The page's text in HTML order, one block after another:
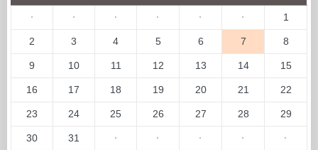
· · · · · · 1
2 3 4 5 6 7 8
9 10 11 12 13 14 15
16 17 18 19 20 21 22
23 24 25 26 27 28 29
30 31 · · · · ·